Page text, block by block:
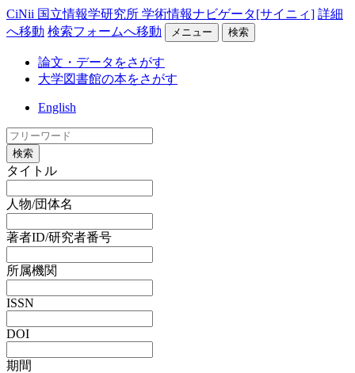
CiNii 国立情報学研究所 学術情報ナビゲータ[サイニィ] 詳細
へ移動 検索フォームへ移動 メニュー 検索
論文・データをさがす
大学図書館の本をさがす
English
検索
タイトル
人物/団体名
著者ID/研究者番号
所属機関
ISSN
DOI
期間